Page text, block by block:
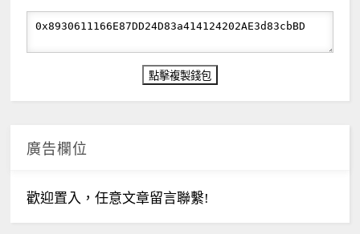
廣告欄位
歡迎置入，任意文章留言聯繫!